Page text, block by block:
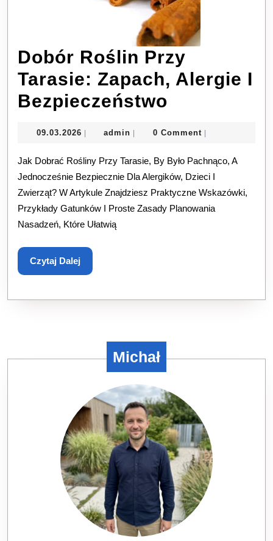
Dobór Roślin Przy
Tarasie: Zapach, Alergie I
Bezpieczeństwo
Przy
Tarasie:
Zapach,
Alergie
09.03.2026 09.03.2026
admin admin0 Comment
Jak Dobrać Rośliny Przy Tarasie, By Było Pachnąco, A
Jednocześnie Bezpiecznie Dla Alergików, Dzieci I
Zwierząt? W Artykule Znajdziesz Praktyczne Wskazówki,
Przykłady Gatunków I Proste Zasady Planowania
Nasadzeń, Które Ułatwią
Czytaj DalejCzytaj
Dalej
Michał